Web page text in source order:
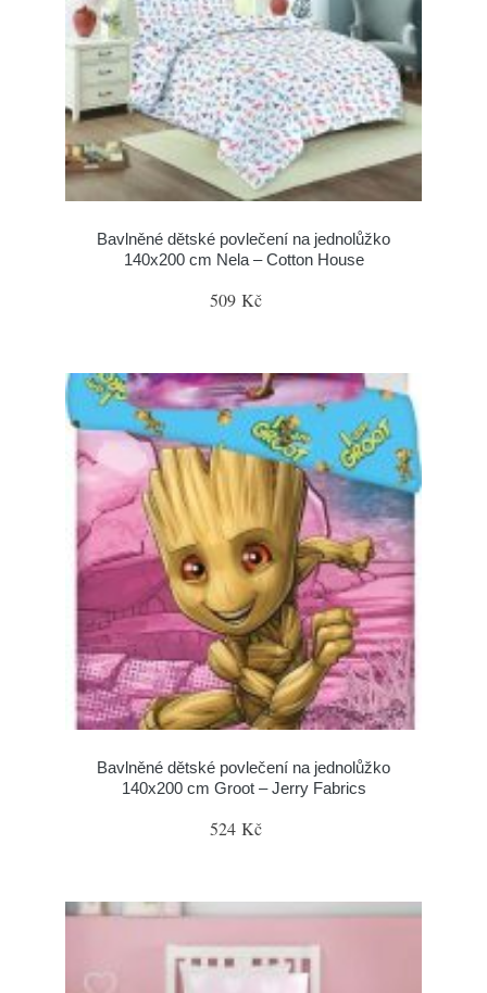
Bavlněné dětské povlečení na jednolůžko
140x200 cm Nela – Cotton House
509 Kč
Bavlněné dětské povlečení na jednolůžko
140x200 cm Groot – Jerry Fabrics
524 Kč